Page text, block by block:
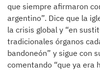
que siempre afirmaron
argentino”. Dice que la
la crisis global y “en
tradicionales órganos
bandoneón” y sigue con
comentando “que ya era